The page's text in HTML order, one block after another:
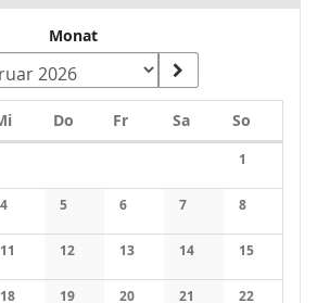
Monat
Mittwoch
Do Donnerstag
FrFreitagSaSamstag
So
1
Keine
4
Veranstaltungen
5
Keine Veranstaltungen
6
Keine Veranstaltungen
7
Keine
8
Keine
11
Veranstaltungen
12
Keine Veranstaltungen
13
Keine Veranstaltungen
14
Keine
15
Keine
18 19 20 21 22